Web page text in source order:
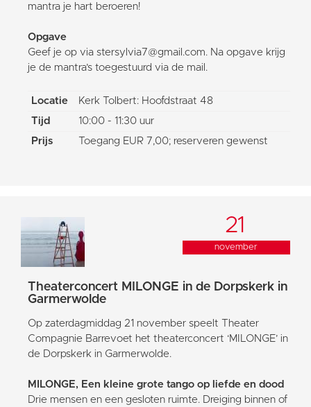
mantra je hart beroeren!
Opgave
Geef je op via stersylvia7@gmail.com. Na opgave krijg
je de mantra’s toegestuurd via de mail.
Locatie
Kerk Tolbert: Hoofdstraat 48
Tijd
10:00 - 11:30 uur
Prijs
Toegang EUR 7,00; reserveren gewenst
21
november
Theaterconcert MILONGE in de Dorpskerk in
Garmerwolde
Op zaterdagmiddag 21 november speelt Theater
Compagnie Barrevoet het theaterconcert ‘MILONGE’ in
de Dorpskerk in Garmerwolde.
MILONGE, Een kleine grote tango op liefde en dood
Drie mensen en een gesloten ruimte. Dreiging binnen of